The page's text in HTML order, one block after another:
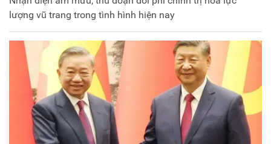
lượng vũ trang trong tình hình hiện nay